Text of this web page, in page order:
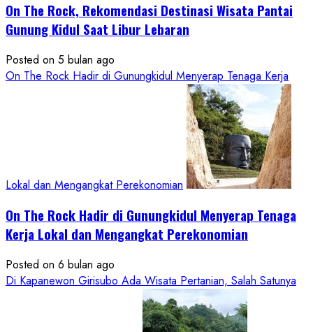
On The Rock, Rekomendasi Destinasi Wisata Pantai
Gunung Kidul Saat Libur Lebaran
Posted on 5 bulan ago
On The Rock Hadir di Gunungkidul Menyerap Tenaga Kerja
Lokal dan Mengangkat Perekonomian
On The Rock Hadir di Gunungkidul Menyerap Tenaga
Kerja Lokal dan Mengangkat Perekonomian
Posted on 6 bulan ago
Di Kapanewon Girisubo Ada Wisata Pertanian, Salah Satunya